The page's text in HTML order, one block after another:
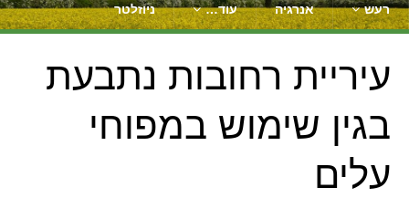
רעש אנרגיה עוד… ניוזלטר
עיריית רחובות נתבעת
בגין שימוש במפוחי
עלים